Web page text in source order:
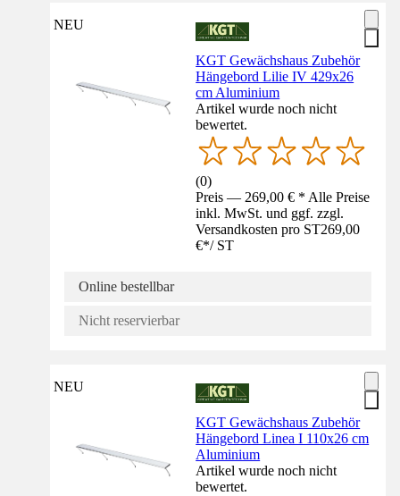
NEU
KGT Gewächshaus Zubehör
Hängebord Lilie IV 429x26
cm Aluminium
Artikel wurde noch nicht
bewertet.
(0)
Preis — 269,00 € * Alle Preise
inkl. MwSt. und ggf. zzgl.
Versandkosten pro ST269,00
€*/ ST
Online bestellbar
Nicht reservierbar
NEU
KGT Gewächshaus Zubehör
Hängebord Linea I 110x26 cm
Aluminium
Artikel wurde noch nicht
bewertet.